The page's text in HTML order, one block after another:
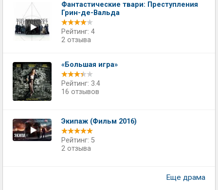
Фантастические твари: Преступления
Грин-де-Вальда
Рейтинг: 4
2 отзыва
«Большая игра»
Рейтинг: 3.4
16 отзывов
Экипаж (Фильм 2016)
Рейтинг: 5
2 отзыва
Еще драма